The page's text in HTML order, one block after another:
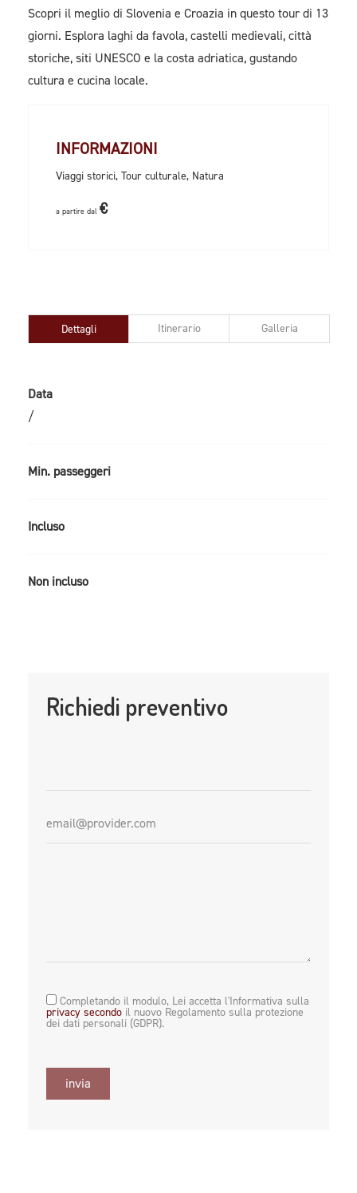
Scopri il meglio di Slovenia e Croazia in questo tour di 13
giorni. Esplora laghi da favola, castelli medievali, città
storiche, siti UNESCO e la costa adriatica, gustando
cultura e cucina locale.
INFORMAZIONI
Viaggi storici, Tour culturale, Natura
a partire dal €
Dettagli Itinerario Galleria
Data
/
Min. passeggeri
Incluso
Non incluso
Richiedi preventivo
Completando il modulo, Lei accetta l'Informativa sulla
privacy secondoil nuovo Regolamento sulla protezione
dei dati personali (GDPR).
invia